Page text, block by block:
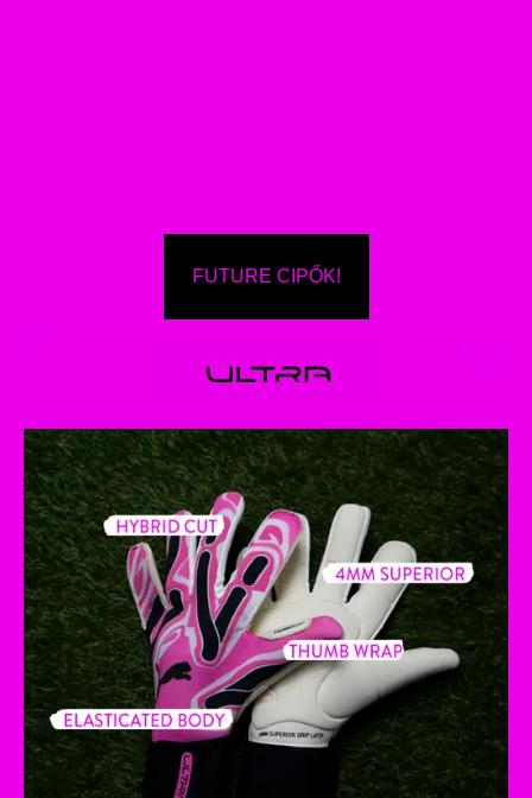
FUTURE CIPŐK!